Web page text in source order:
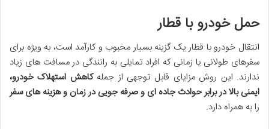
حمل خودرو با قطار
انتقال خودرو با قطار یک گزینه بسیار محبوب و کارآمد است، به ویژه برای
سفرهای طولانی یا زمانی که افراد تمایلی به رانندگی در مسافت های زیاد
ندارند. این روش مزایای قابل توجهی از جملهکاهش استهلاک خودرو،
ایمنی بالا در برابر حوادث جاده ای و صرفه جویی در زمان و هزینه های سفر
را به همراه دارد.